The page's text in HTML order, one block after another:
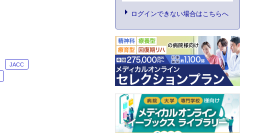
JACC
ログインできない場合はこちらへ